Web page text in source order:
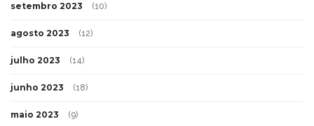
setembro 2023 (10)
agosto 2023 (12)
julho 2023 (14)
junho 2023 (18)
maio 2023 (9)